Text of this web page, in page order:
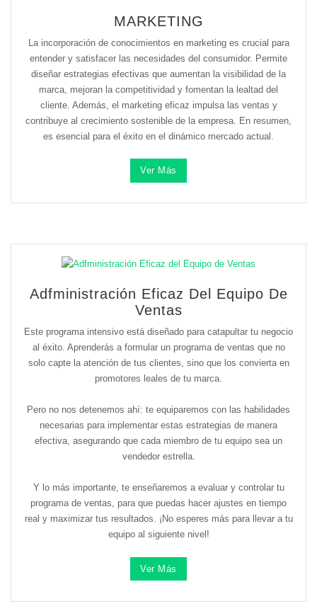
MARKETING
La incorporación de conocimientos en marketing es crucial para
entender y satisfacer las necesidades del consumidor. Permite
diseñar estrategias efectivas que aumentan la visibilidad de la
marca, mejoran la competitividad y fomentan la lealtad del
cliente. Además, el marketing eficaz impulsa las ventas y
contribuye al crecimiento sostenible de la empresa. En resumen,
es esencial para el éxito en el dinámico mercado actual.
Ver Más
Adfministración Eficaz Del Equipo De
Ventas
Este programa intensivo está diseñado para catapultar tu negocio
al éxito. Aprenderás a formular un programa de ventas que no
solo capte la atención de tus clientes, sino que los convierta en
promotores leales de tu marca.
Pero no nos detenemos ahí: te equiparemos con las habilidades
necesarias para implementar estas estrategias de manera
efectiva, asegurando que cada miembro de tu equipo sea un
vendedor estrella.
Y lo más importante, te enseñaremos a evaluar y controlar tu
programa de ventas, para que puedas hacer ajustes en tiempo
real y maximizar tus resultados. ¡No esperes más para llevar a tu
equipo al siguiente nivel!
Ver Más